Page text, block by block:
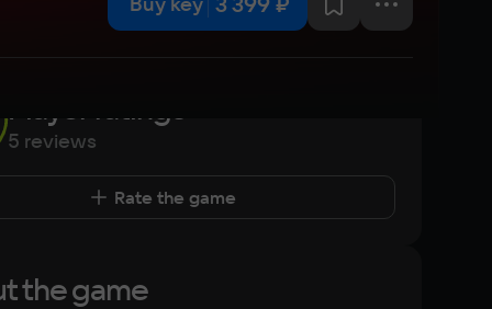
Player ratings
5 reviews
Rate the game
the game